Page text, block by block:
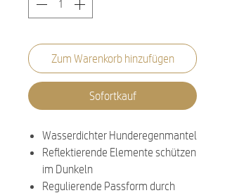
Zum Warenkorb hinzufügen
Sofortkauf
Wasserdichter Hunderegenmantel
Reflektierende Elemente schützen
im Dunkeln
Regulierende Passform durch